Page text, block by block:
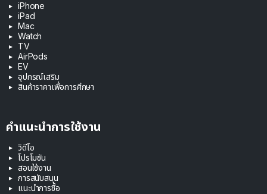
iPhone
iPad
Mac
Watch
TV
AirPods
EV
อุปกรณ์เสริม
สินค้าราคาเพื่อการศึกษา
คำแนะนำการใช้งาน
วิดีโอ
โปรโมชัน
สอนใช้งาน
การสนับสนุน
แนะนำการซื้อ